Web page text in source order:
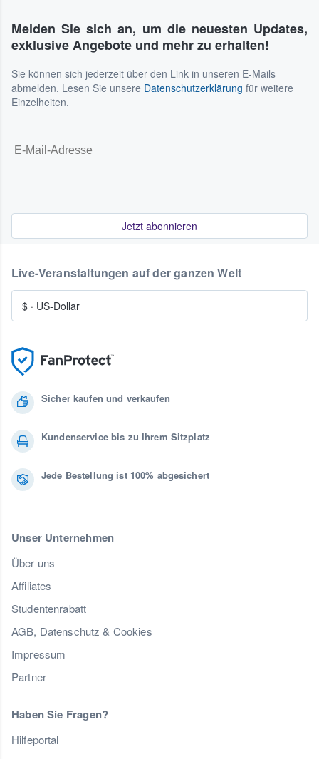
Melden Sie sich an, um die neuesten Updates,
exklusive Angebote und mehr zu erhalten!
Sie können sich jederzeit über den Link in unseren E-Mails
abmelden. Lesen Sie unsere Datenschutzerklärung für weitere
Einzelheiten.
Jetzt abonnieren
Sicher kaufen und verkaufen
Kundenservice bis zu Ihrem Sitzplatz
Jede Bestellung ist 100% abgesichert
Unser Unternehmen
Über uns
Affiliates
Studentenrabatt
AGB, Datenschutz & Cookies
Impressum
Partner
Haben Sie Fragen?
Hilfeportal
Live-Veranstaltungen auf der ganzen Welt
$ · US-Dollar